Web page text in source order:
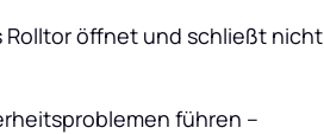
Rolltor öffnet und schließt nicht
führen –